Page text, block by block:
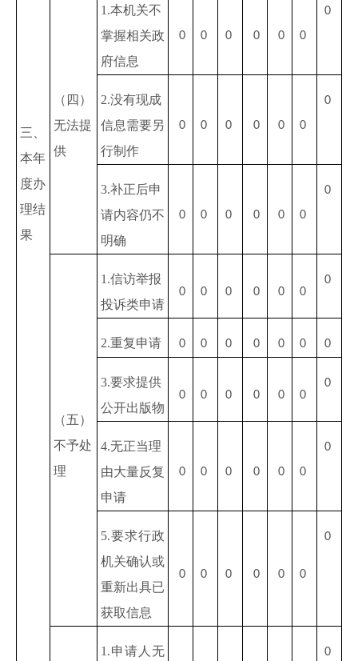
三、
本年
度办
理结
果
（四）
无法提
供
1.本机关不
掌握相关政
府信息
0 0 0 0 0 0
0
2.没有现成
信息需要另
行制作
0 0 0 0 0 0
0
3.补正后申
请内容仍不
明确
0 0 0 0 0 0
0
（五）
不予处
理
1.信访举报
投诉类申请
0 0 0 0 0 0
0
2.重复申请 0 0 0 0 0 0 0
3.要求提供
公开出版物
0 0 0 0 0 0
0
4.无正当理
由大量反复
申请
0 0 0 0 0 0
0
5.要求行政
机关确认或
重新出具已
获取信息
0 0 0 0 0 0
0
1.申请人无
0